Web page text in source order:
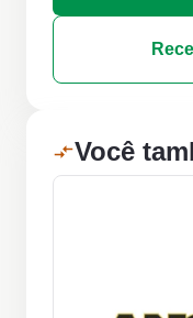
Você